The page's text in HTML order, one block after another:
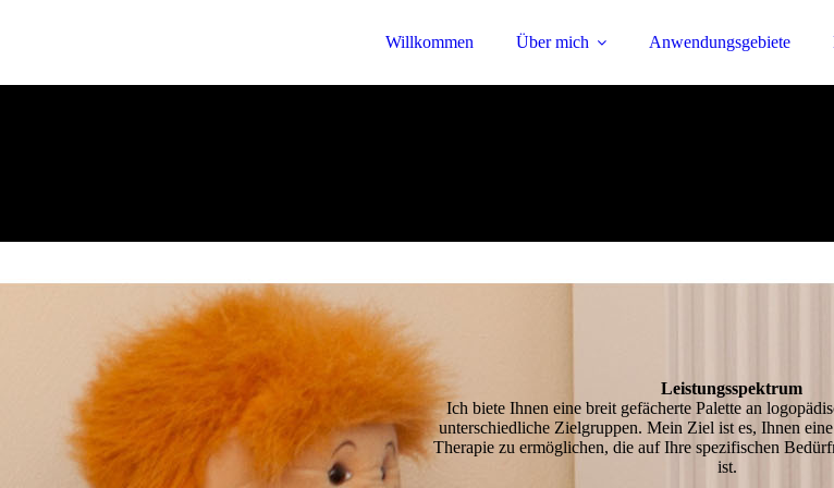
Willkommen Über mich Anwendungsgebiete
Leistungs­spektrum
Ich biete Ihnen eine breit gefächerte Palette an
unterschiedliche Zielgruppen. Mein Ziel ist es, Ihnen
Therapie zu ermöglichen, die auf Ihre spezifischen
ist.